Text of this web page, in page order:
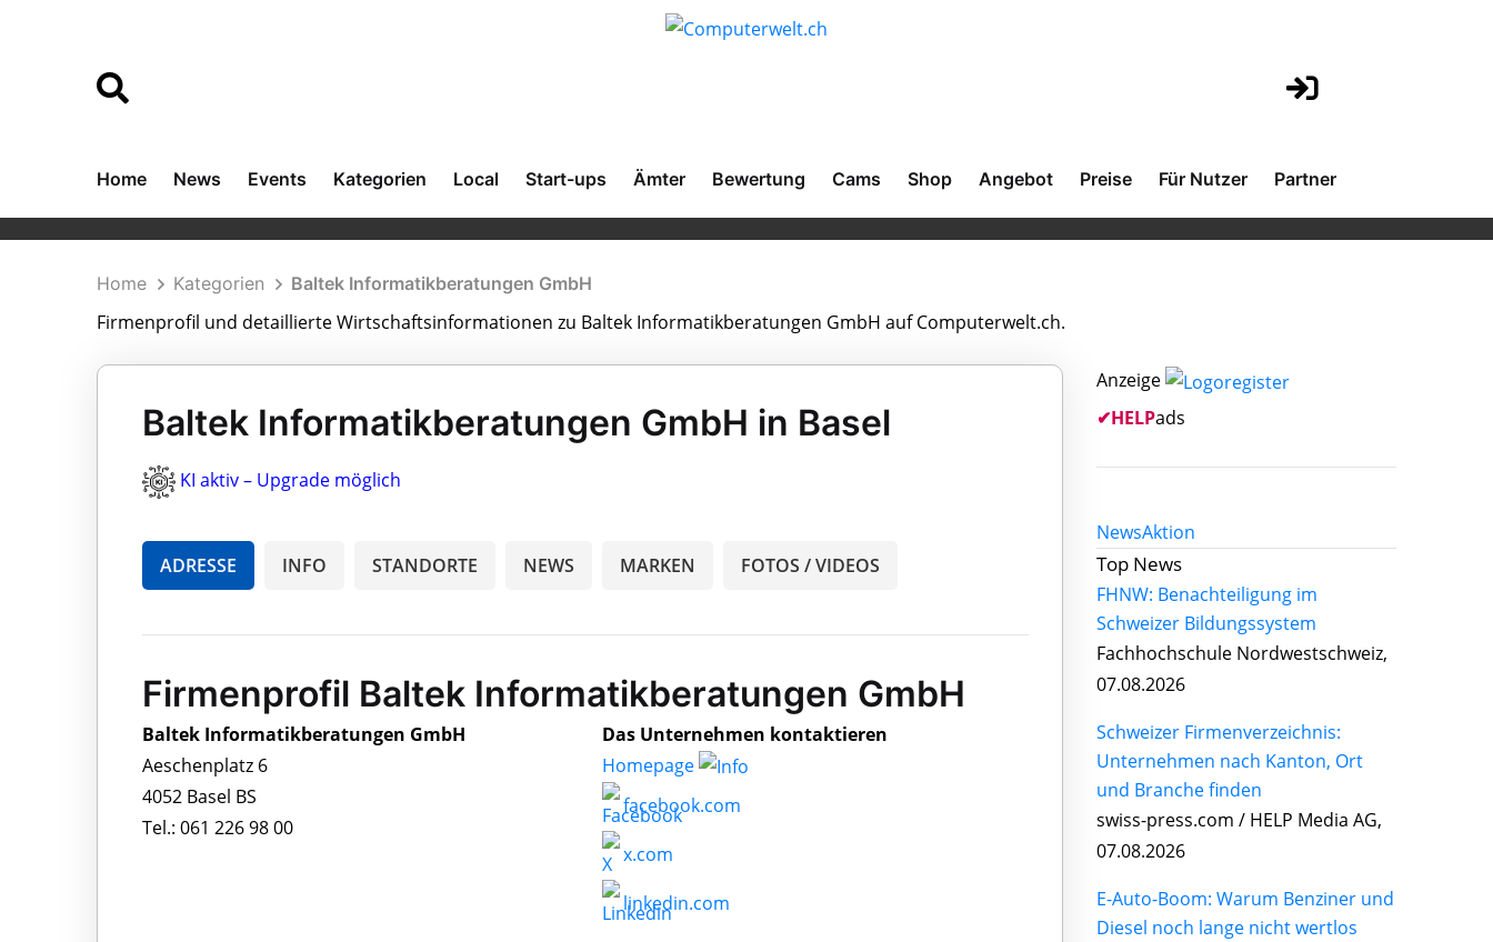
Home News Events Kategorien Local Start-ups Ämter Bewertung Cams Shop Angebot Preise Für Nutzer Partner
Home Kategorien Baltek Informatikberatungen GmbH
Firmenprofil und detaillierte Wirtschaftsinformationen zu Baltek Informatikberatungen GmbH auf Computerwelt.ch.
Baltek Informatikberatungen GmbH in Basel
KI aktiv – Upgrade möglich
ADRESSE INFO STANDORTE NEWS MARKEN FOTOS / VIDEOS
Firmenprofil Baltek Informatikberatungen GmbH
Baltek Informatikberatungen GmbH
Aeschenplatz 6
4052 Basel BS
Tel.: 061 226 98 00
Das Unternehmen kontaktieren
Homepage
facebook.com
x.com
linkedin.com
Anzeige
✔HELPads
NewsAktion
Top News
FHNW: Benachteiligung im
Schweizer Bildungssystem
Fachhochschule Nordwestschweiz,
07.08.2026
Schweizer Firmenverzeichnis:
Unternehmen nach Kanton, Ort
und Branche finden
swiss-press.com / HELP Media AG,
07.08.2026
E-Auto-Boom: Warum Benziner und
Diesel noch lange nicht wertlos